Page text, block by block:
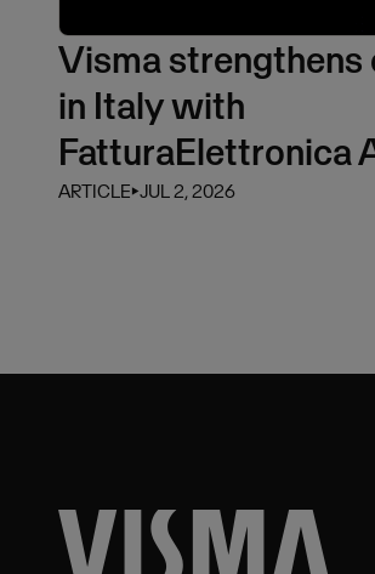
Visma strengthens
in Italy with
FatturaElettronica
ARTICLE⏵JUL 2, 2026